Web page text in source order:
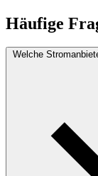
Häufige
Welche